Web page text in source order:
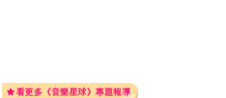
看更多《音樂星球》專題報導